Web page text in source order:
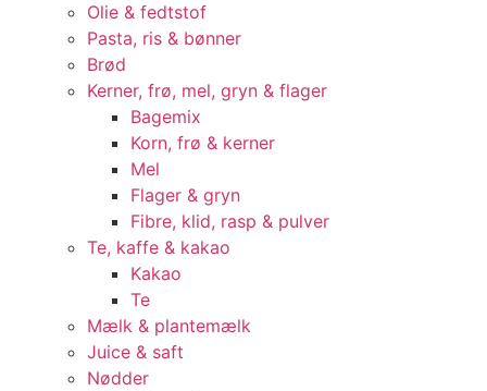
Olie & fedtstof
Pasta, ris & bønner
Brød
Kerner, frø, mel, gryn & flager
Bagemix
Korn, frø & kerner
Mel
Flager & gryn
Fibre, klid, rasp & pulver
Te, kaffe & kakao
Kakao
Te
Mælk & plantemælk
Juice & saft
Nødder